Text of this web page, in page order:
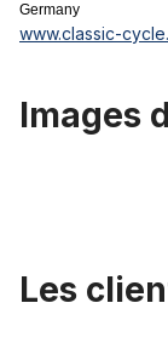
Germany
www.classic-
Images
Les